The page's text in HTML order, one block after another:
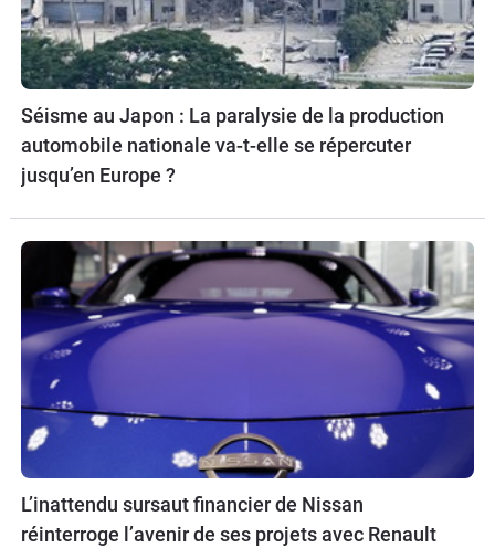
Séisme au Japon : La paralysie de la production
automobile nationale va-t-elle se répercuter
jusqu’en Europe ?
L’inattendu sursaut financier de Nissan
réinterroge l’avenir de ses projets avec Renault